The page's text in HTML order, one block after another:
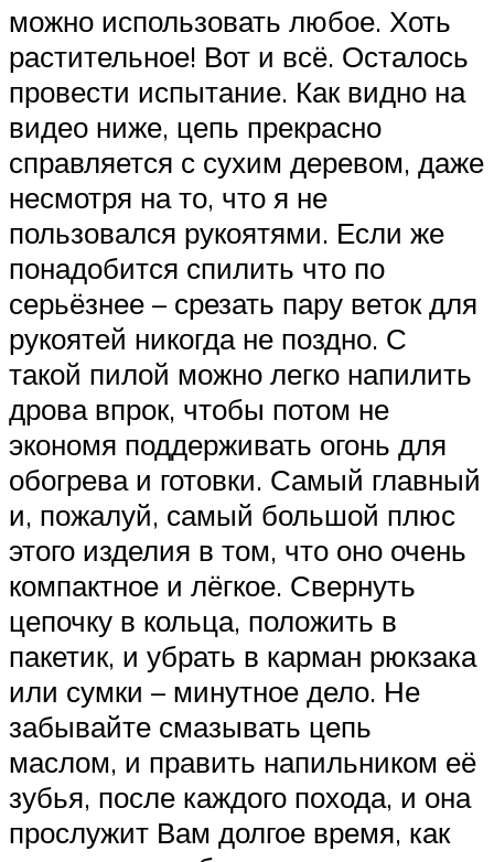
можно использовать любое. Хоть
растительное! Вот и всё. Осталось
провести испытание. Как видно на
видео ниже, цепь прекрасно
справляется с сухим деревом, даже
несмотря на то, что я не
пользовался рукоятями. Если же
понадобится спилить что по
серьёзнее – срезать пару веток для
рукоятей никогда не поздно. С
такой пилой можно легко напилить
дрова впрок, чтобы потом не
экономя поддерживать огонь для
обогрева и готовки. Самый главный
и, пожалуй, самый большой плюс
этого изделия в том, что оно очень
компактное и лёгкое. Свернуть
цепочку в кольца, положить в
пакетик, и убрать в карман рюкзака
или сумки – минутное дело. Не
забывайте смазывать цепь
маслом, и править напильником её
зубья, после каждого похода, и она
прослужит Вам долгое время, как